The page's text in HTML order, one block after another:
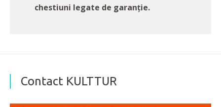
chestiuni legate de garanție.
Contact KULTTUR